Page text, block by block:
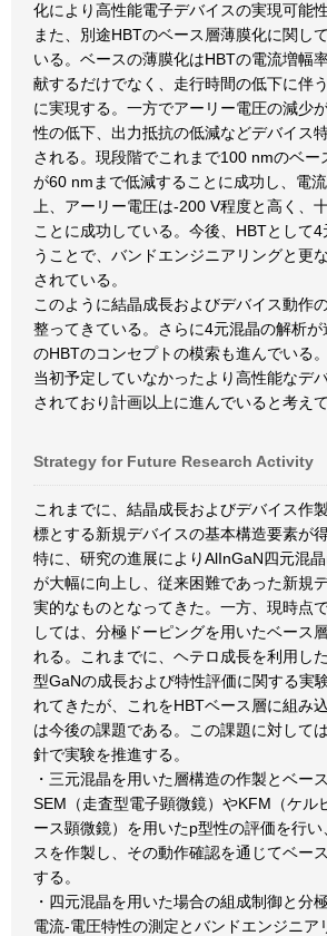
化により高性能電子デバイスの実現可能
また、別途HBTのベース層薄膜化に関し
いる。ベースの薄膜化はHBTの電流増幅
献するだけでなく、走行時間の低下に伴
に実現する。一方でアーリー電圧の減少
性の低下、出力抵抗の低減などデバイス
される。現段階でこれまで100 nmのベー
が60 nmまで低減することに成功し、電
上、アーリー電圧は-200 V程度と高く、
ことに成功している。今後、HBTとして
うことで、バンドエンジニアリングと更
されている。
このように結晶成長およびデバイス動作
整ってきている。さらに4元混晶の解析
のHBTのコンセプトの模索も進んでいる
当初予定していなかったより高性能なデ
されており計画以上に進んでいると考えて
Strategy for Future Research Activity
これまでに、結晶成長およびデバイス作
標とする新規デバイスの基本構造要素が
特に、研究の進展によりAlInGaN四元混
が大幅に向上し、従来困難であった新規
実的なものとなってきた。一方、現時点
しては、分極ドーピングを用いたベース
れる。これまでに、ヘテロ成長を利用し
型GaNの成長および特性評価に関する実
れてきたが、これをHBTベース層に組み
は今後の課題である。この課題に対して
針で実験を推進する。
・三元混晶を用いた層構造の作製とベー
SEM（走査型電子顕微鏡）やKFM（ケル
ース顕微鏡）を用いたp型性の評価を行い
スを作製し、その動作確認を通じてベー
する。
・四元混晶を用いた場合の組成制御と分
電流‐電圧特性の測定とバンドエンジニア